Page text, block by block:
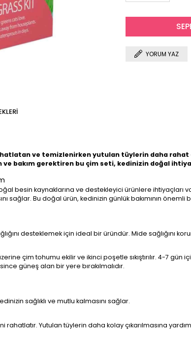
YORUM YAZ
ve temizlenirken yutulan tüylerin daha rahat
bakım gerektiren bu çim seti, kedinizin doğal
besin kaynaklarına ve destekleyici ürünlere ihtiyaçları
sağlar. Bu doğal ürün, kedinizin günlük bakımının önemli
desteklemek için ideal bir üründür. Mide sağlığını
çim tohumu ekilir ve ikinci poşetle sıkıştırılır. 4-7
güneş alan bir yere bırakılmalıdır.
sağlıklı ve mutlu kalmasını sağlar.
Yutulan tüylerin daha kolay çıkarılmasına